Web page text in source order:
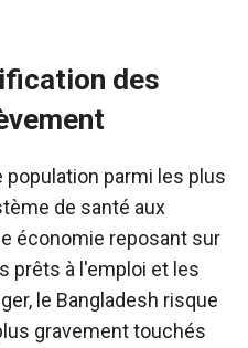
des
parmi les plus
de santé aux
économie reposant sur
prêts à l'emploi et les
le Bangladesh risque
gravement touchés